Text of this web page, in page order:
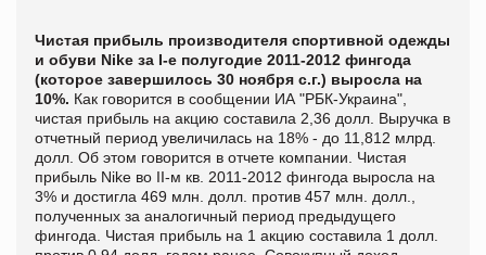
Чистая прибыль производителя спортивной одежды
и обуви Nike за I-е полугодие 2011-2012 фингода
(которое завершилось 30 ноября с.г.) выросла на
10%. Как говорится в сообщении ИА "РБК-Украина",
чистая прибыль на акцию составила 2,36 долл. Выручка в
отчетный период увеличилась на 18% - до 11,812 млрд.
долл. Об этом говорится в отчете компании.
Чистая
прибыль Nike во II-м кв. 2011-2012 фингода выросла на
3% и достигла 469 млн. долл. против 457 млн. долл.,
полученных за аналогичный период предыдущего
фингода. Чистая прибыль на 1 акцию составила 1 долл.